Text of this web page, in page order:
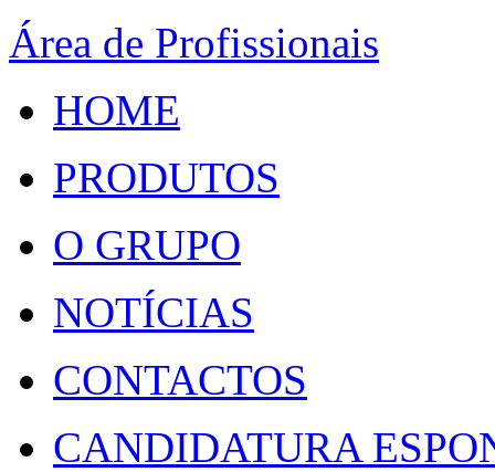
Área de Profissionais
HOME
PRODUTOS
O GRUPO
NOTÍCIAS
CONTACTOS
CANDIDATURA